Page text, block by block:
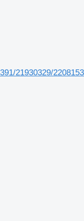
21930329/